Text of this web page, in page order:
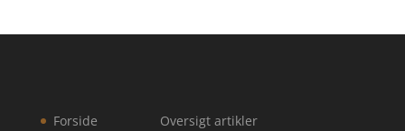
Forside
Oversigt artikler